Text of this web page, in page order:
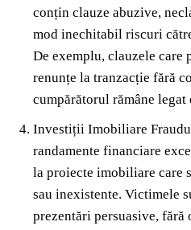
conțin clauze abuzive,
mod inechitabil riscuri
De exemplu, clauzele care
renunțe la tranzacție fără
cumpărătorul rămâne legat
Investiții Imobiliare
randamente financiare
la proiecte imobiliare care
sau inexistente. Victimele
prezentări persuasive, fără